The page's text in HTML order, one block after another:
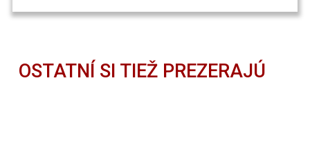
OSTATNÍ SI TIEŽ PREZERAJÚ